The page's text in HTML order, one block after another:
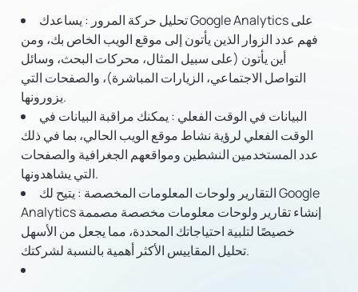
تحليل حركة المرور : يساعدك Google Analytics على
فهم عدد الزوار الذين يأتون إلى موقع الويب الخاص بك، ومن
أين يأتون (على سبيل المثال، محركات البحث، وسائل
التواصل الاجتماعي، الزيارات المباشرة)، والصفحات التي
يزورونها.
البيانات في الوقت الفعلي : يمكنك مراقبة البيانات في
الوقت الفعلي لرؤية نشاط موقع الويب الحالي، بما في ذلك
عدد المستخدمين النشطين ومواقعهم الجغرافية والصفحات
التي يشاهدونها.
التقارير ولوحات المعلومات المخصصة : يتيح لك Google
Analytics إنشاء تقارير ولوحات معلومات مخصصة مصممة
خصيصًا لتلبية احتياجاتك المحددة، مما يجعل من الأسهل
تحليل المقاييس الأكثر أهمية بالنسبة لشركتك.